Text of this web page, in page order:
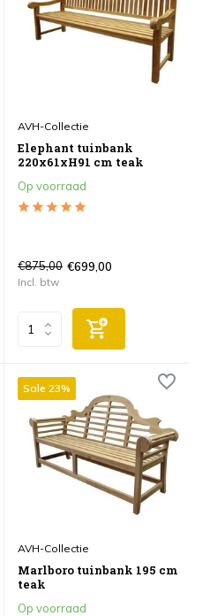
AVH-Collectie
Elephant tuinbank
220x61xH91 cm teak
Op voorraad
€875,00 €699,00
Incl. btw
Sale 23%
AVH-Collectie
Marlboro tuinbank 195 cm
teak
Op voorraad